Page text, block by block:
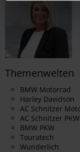
Themenwelten
BMW Motorrad
Harley Davidson
AC Schnitzer
AC Schnitzer
BMW PKW
Touratech
Wunderlich